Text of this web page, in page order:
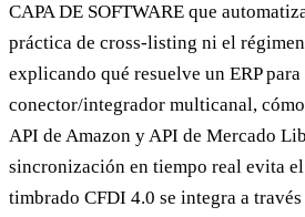
CAPA DE SOFTWARE que
práctica de cross-listing ni el
explicando qué resuelve un ERP
conector/integrador multicanal,
API de Amazon y API de Mercado
sincronización en tiempo real evita
timbrado CFDI 4.0 se integra a